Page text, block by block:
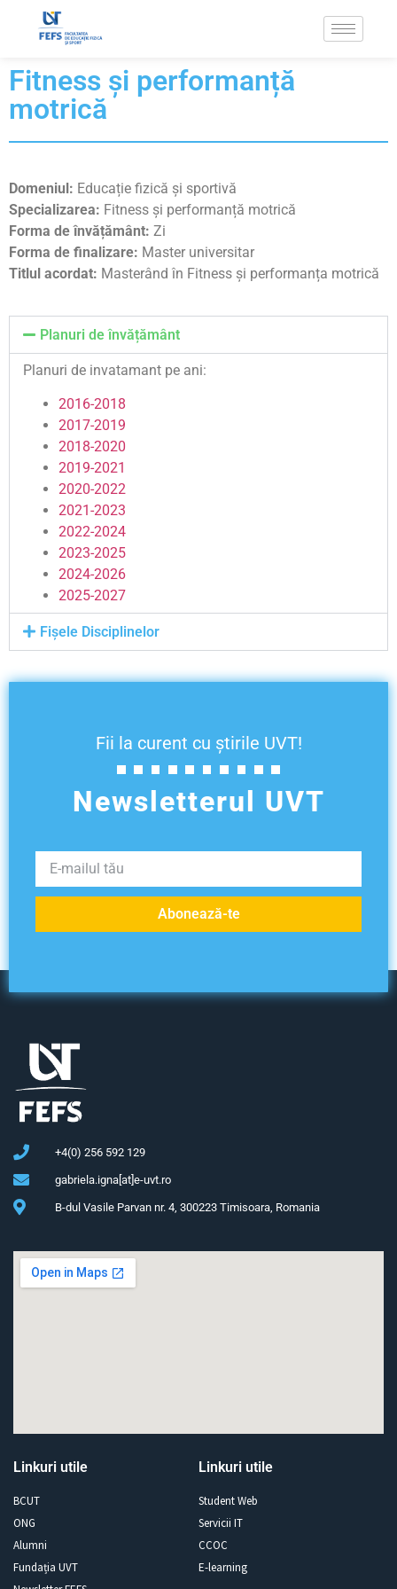
Fitness și performanță
motrică
Domeniul: Educație fizică și sportivă
Specializarea: Fitness și performanță motrică
Forma de învățământ: Zi
Forma de finalizare: Master universitar
Titlul acordat: Masterând în Fitness și performanța motrică
Planuri de învățământ
Planuri de invatamant pe ani:
2016-2018
2017-2019
2018-2020
2019-2021
2020-2022
2021-2023
2022-2024
2023-2025
2024-2026
2025-2027
Fișele Disciplinelor
Fii la curent cu știrile UVT!
Newsletterul UVT
Abonează-te
+4(0) 256 592 129
gabriela.igna[at]e-uvt.ro
B-dul Vasile Parvan nr. 4, 300223 Timisoara, Romania
Linkuri utile
BCUT
ONG
Alumni
Fundația UVT
Linkuri utile
Student Web
Servicii IT
CCOC
E-learning